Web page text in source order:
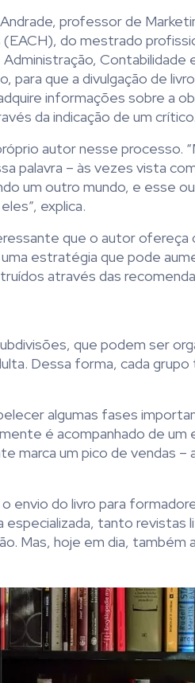
professor de
(EACH), do mestrado
Contabilidade
para que a divulgação de
informações sobre a
da indicação de um crítico.
autor nesse processo.
palavra – às vezes vista
um outro mundo, e esse
explica.
que o autor
estratégia que pode
através das
que podem ser
Dessa forma, cada
algumas fases
é acompanhado de
marca um pico de vendas –
do livro para
tanto revistas
Mas, hoje em dia,